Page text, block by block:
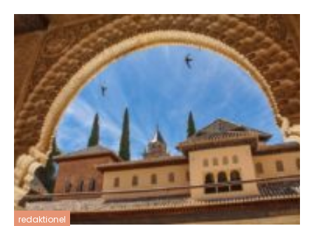
redaktionel